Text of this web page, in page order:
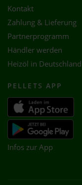
Kontakt
Zahlung & Lieferung
Partnerprogramm
Händler werden
Heizöl in Deutschland
PELLETS APP
Infos zur App